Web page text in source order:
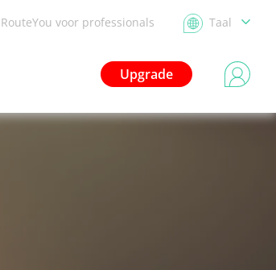
RouteYou voor professionals Taal
Upgrade